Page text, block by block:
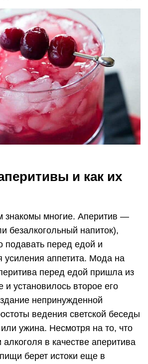
и как их
знакомы многие. Аперитив —
безалкогольный напиток),
подавать перед едой и
усиления аппетита. Мода на
перед едой пришла из
установилось второе его
непринужденной
ведения светской беседы
ужина. Несмотря на то, что
алкоголя в качестве аперитива
берет истоки еще в